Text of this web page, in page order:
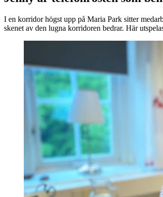
I en korridor högst upp på Maria Park sitter
skenet av den lugna korridoren bedrar. Här